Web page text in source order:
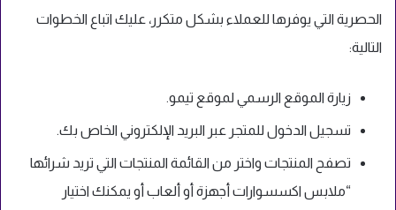
الحصرية التي يوفرها للعملاء بشكل متكرر، عليك اتباع الخطوات
التالية:
زيارة الموقع الرسمي لموقع تيمو.
تسجيل الدخول للمتجر عبر البريد الإلكتروني الخاص بك.
تصفح المنتجات واختر من القائمة المنتجات التي تريد شرائها
“ملابس اكسسوارات أجهزة أو ألعاب أو يمكنك اختيار